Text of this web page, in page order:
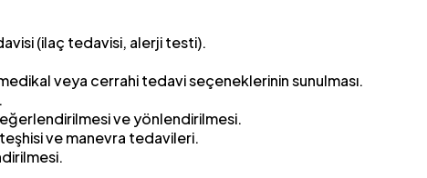
(ilaç tedavisi, alerji testi).
veya cerrahi tedavi seçeneklerinin sunulması.
ve yönlendirilmesi.
ve manevra tedavileri.